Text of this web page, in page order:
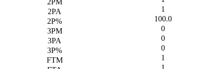
1
100.0
0
0
0
1
1